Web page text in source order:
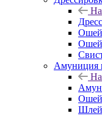
Амуниция